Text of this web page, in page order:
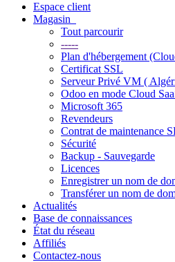
Espace client
Magasin
Tout parcourir
-----
Plan d'hébergement
Certificat SSL
Serveur Privé VM (
Odoo en mode Cloud
Microsoft 365
Revendeurs
Contrat de maintenance
Sécurité
Backup - Sauvegarde
Licences
Enregistrer un nom de
Transférer un nom de
Actualités
Base de connaissances
État du réseau
Affiliés
Contactez-nous